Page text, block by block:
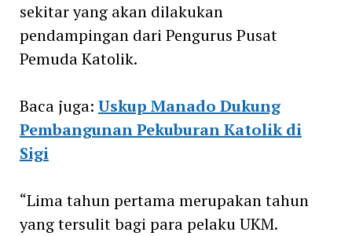
sekitar yang akan dilakukan
pendampingan dari Pengurus Pusat
Pemuda Katolik.
Baca juga: Uskup Manado Dukung
Pembangunan Pekuburan Katolik di
Sigi
“Lima tahun pertama merupakan tahun
yang tersulit bagi para pelaku UKM.